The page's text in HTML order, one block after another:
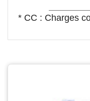
* CC : Charges